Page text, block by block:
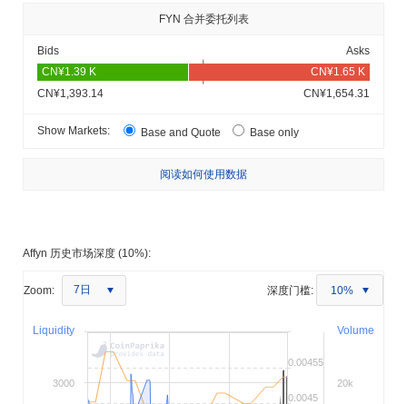
FYN 合并委托列表
Bids Asks
CN¥1,393.14 CN¥1,654.31
Show Markets: Base and Quote Base only
阅读如何使用数据
Affyn 历史市场深度 (10%):
Zoom: 7日 深度门槛: 10%
Volume
Liquidity
0.0045
0.00455
20k
3000